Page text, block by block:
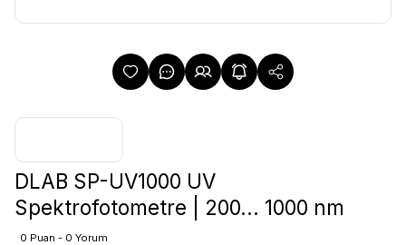
DLAB SP-UV1000 UV
Spektrofotometre | 200... 1000 nm
0 Puan - 0 Yorum